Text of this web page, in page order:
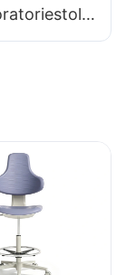
1 för